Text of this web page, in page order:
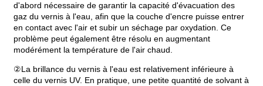
d'abord nécessaire de garantir la capacité d'évacuation des
gaz du vernis à l'eau, afin que la couche d'encre puisse entrer
en contact avec l'air et subir un séchage par oxydation. Ce
problème peut également être résolu en augmentant
modérément la température de l'air chaud.
②La brillance du vernis à l'eau est relativement inférieure à
celle du vernis UV. En pratique, une petite quantité de solvant à